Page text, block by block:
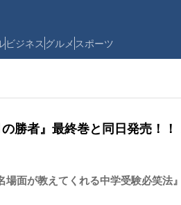
ビジネス グルメ スポーツ
勝者』最終巻と同日発売！
面が教えてくれる中学受験必笑法